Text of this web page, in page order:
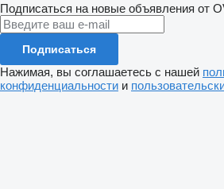
Подписаться на новые объявления от
Подписаться
Нажимая, вы соглашаетесь с нашей
конфиденциальности и